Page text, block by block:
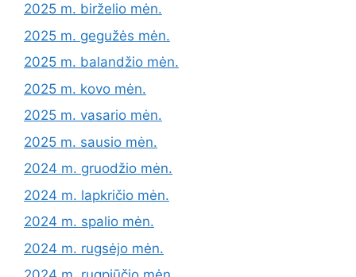
2025 m. birželio mėn.
2025 m. gegužės mėn.
2025 m. balandžio mėn.
2025 m. kovo mėn.
2025 m. vasario mėn.
2025 m. sausio mėn.
2024 m. gruodžio mėn.
2024 m. lapkričio mėn.
2024 m. spalio mėn.
2024 m. rugsėjo mėn.